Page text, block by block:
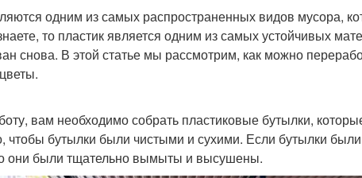
одним из самых распространенных видов мусора,
то пластик является одним из самых устойчивых
снова. В этой статье мы рассмотрим, как можно
вам необходимо собрать пластиковые бутылки,
чтобы бутылки были чистыми и сухими. Если бутылки
они были тщательно вымыты и высушены.